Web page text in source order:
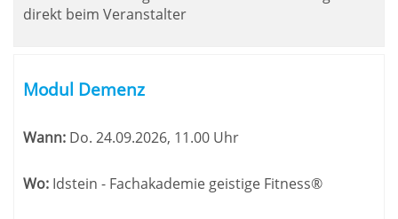
direkt beim Veranstalter
Modul Demenz
Wann: Do. 24.09.2026, 11.00 Uhr
Wo: Idstein - Fachakademie geistige Fitness®